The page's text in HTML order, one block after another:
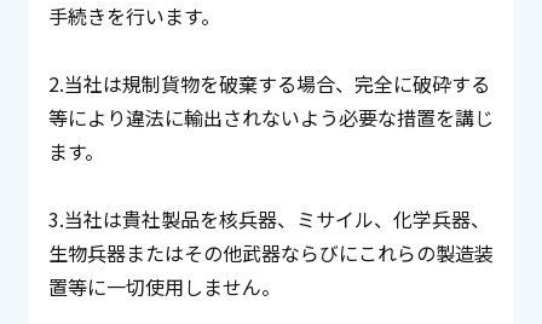
手続きを行います。
2.当社は規制貨物を破棄する場合、完全に破砕する
等により違法に輸出されないよう必要な措置を講じ
ます。
3.当社は貴社製品を核兵器、ミサイル、化学兵器、
生物兵器またはその他武器ならびにこれらの製造装
置等に一切使用しません。